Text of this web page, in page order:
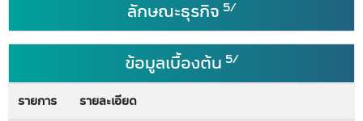
ลักษณะธุรกิจ 5/
ข้อมูลเบื้องต้น 5/
รายการ รายละเอียด